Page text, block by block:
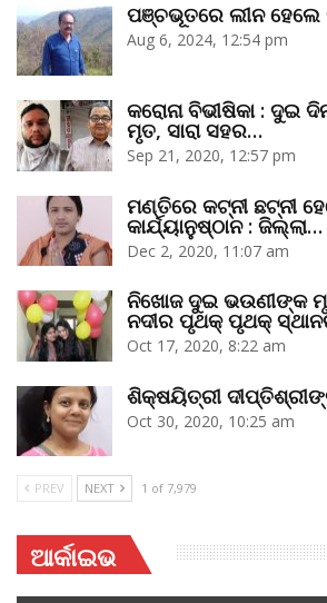
ପଞ୍ଚଭୂତରେ ଲୀନ ହେଲେ
Aug 6, 2024, 12:54 pm
କରୋନା ବିଭୀଷିକା : ଦୁଇ
ମୃତ, ସାରା ସହର…
Sep 21, 2020, 12:57 pm
ମଣ୍ତିରେ କଟ୍‌ନୀ ଛଟ୍‌ନୀ
କାର୍ଯ୍ୟାନୁଷ୍ଠାନ : ଜିଲ୍ଲା…
Dec 2, 2020, 11:07 am
ନିଖୋଜ ଦୁଇ ଭଉଣୀଙ୍କ
ନଦୀର ପୃଥକ୍‌ ପୃଥକ୍‌
Oct 17, 2020, 8:22 am
ଶିକ୍ଷୟିତ୍ରୀ
Oct 30, 2020, 10:25 am
PREV NEXT 1 of 7,979
ଆର୍କାଇଭ